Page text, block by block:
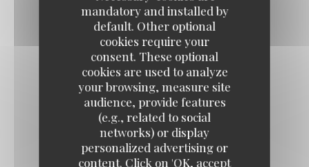
mandatory and installed by
default. Other optional
cookies require your
consent. These optional
cookies are used to analyze
your browsing, measure site
audience, provide features
(e.g., related to social
networks) or display
personalized advertising or
content. Click on 'OK, accept
RIZ - 밥
Bol de riz
KIMCHI - 김치
Choux chinois fermentés épicés
3,00 EUR